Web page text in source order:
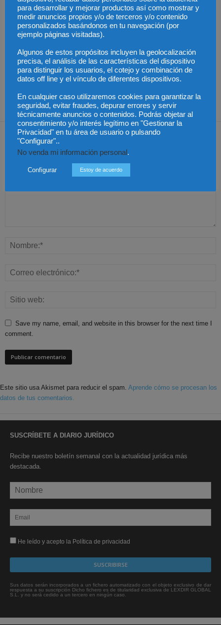
Artículos relacionados Más del autor
Chile – Equidad en el
Chile – Proyecto anti
Chile – Contrato laboral
Dejar una respuesta
Save my name, email, and website in this browser for the next time I
comment.
Este sitio usa Akismet para reducir el spam. Aprende cómo se procesan los
datos de tus comentarios.
SUSCRÍBETE A DIARIO JURÍDICO
Recibe nuestro boletín semanal con la actualidad jurídica más
destacada.
He leído y acepto la Política de privacidad
Sus datos serán incorporados a un fichero automatizado con el objeto exclusivo de dar
respuesta a su suscripción Dicho fichero es de titularidad exclusiva de LEXDIR GLOBAL
S.L. y no será cedido a un tercero en ningún caso.
para desarrollar y mejorar productos así como mostrar y
medir anuncios propios y/o de terceros y/o contenido
personalizados basándonos en tu navegación (por
ejemplo páginas visitadas).
Algunos de estos propósitos incluyen la geolocalización
precisa, el análisis de las características del dispositivo
para distinguir los usuarios, el cotejo y combinación de
datos off line y el vínculo de diferentes dispositivos.
En cualquier caso utilizaremos cookies para garantizar la
seguridad, evitar fraudes, depurar errores y servir
técnicamente anuncios o contenidos. Podrás objetar al
consentimiento y/o interés legítimo en "Gestionar la
Privacidad" en tu área de usuario o pulsando
"Configurar"..
No venda mi información personal .
Configurar Estoy de acuerdo